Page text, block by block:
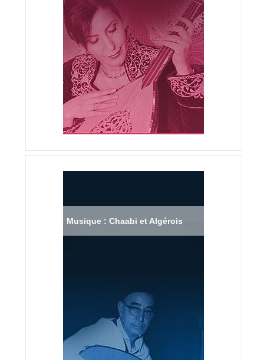
Musique : Chaabi et Algérois